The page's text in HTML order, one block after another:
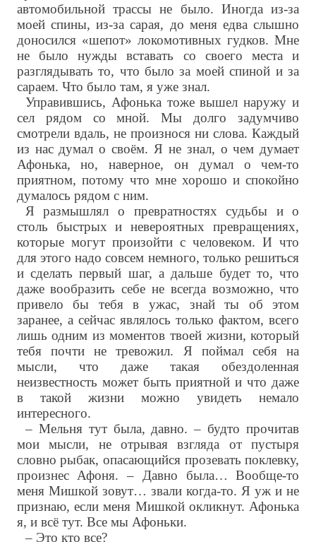
автомобильной трассы не было. Иногда из-за
моей спины, из-за сарая, до меня едва слышно
доносился «шепот» локомотивных гудков. Мне
не было нужды вставать со своего места и
разглядывать то, что было за моей спиной и за
сараем. Что было там, я уже знал.
Управившись, Афонька тоже вышел наружу и
сел рядом со мной. Мы долго задумчиво
смотрели вдаль, не произнося ни слова. Каждый
из нас думал о своём. Я не знал, о чем думает
Афонька, но, наверное, он думал о чем-то
приятном, потому что мне хорошо и спокойно
думалось рядом с ним.
Я размышлял о превратностях судьбы и о
столь быстрых и невероятных превращениях,
которые могут произойти с человеком. И что
для этого надо совсем немного, только решиться
и сделать первый шаг, а дальше будет то, что
даже вообразить себе не всегда возможно, что
привело бы тебя в ужас, знай ты об этом
заранее, а сейчас являлось только фактом, всего
лишь одним из моментов твоей жизни, который
тебя почти не тревожил. Я поймал себя на
мысли, что даже такая обездоленная
неизвестность может быть приятной и что даже
в такой жизни можно увидеть немало
интересного.
– Мельня тут была, давно. – будто прочитав
мои мысли, не отрывая взгляда от пустыря
словно рыбак, опасающийся прозевать поклевку,
произнес Афоня. – Давно была… Вообще-то
меня Мишкой зовут… звали когда-то. Я уж и не
признаю, если меня Мишкой окликнут. Афонька
я, и всё тут. Все мы Афоньки.
– Это кто все?